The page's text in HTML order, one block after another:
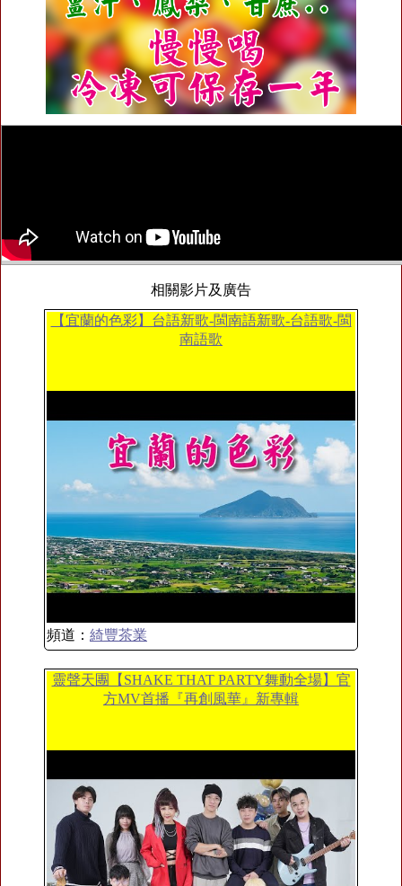
相關影片及廣告
【宜蘭的色彩】台語新歌-閩南語新歌-台語歌-閩
南語歌
頻道： 綺豐茶業
靈聲天團【SHAKE THAT PARTY舞動全場】官
方MV首播『再創風華』新專輯